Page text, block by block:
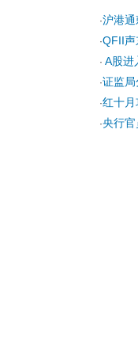
·沪港
·QFII声
· A股进
·证监局
·红十
·央行